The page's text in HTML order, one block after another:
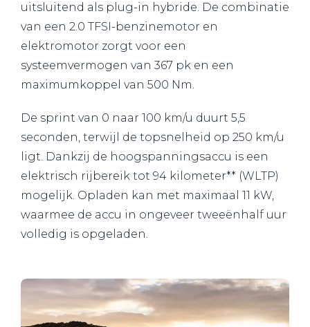
uitsluitend als plug-in hybride. De combinatie
van een 2.0 TFSI-benzinemotor en
elektromotor zorgt voor een
systeemvermogen van 367 pk en een
maximumkoppel van 500 Nm.
De sprint van 0 naar 100 km/u duurt 5,5
seconden, terwijl de topsnelheid op 250 km/u
ligt. Dankzij de hoogspanningsaccu is een
elektrisch rijbereik tot 94 kilometer** (WLTP)
mogelijk. Opladen kan met maximaal 11 kW,
waarmee de accu in ongeveer tweeënhalf uur
volledig is opgeladen.